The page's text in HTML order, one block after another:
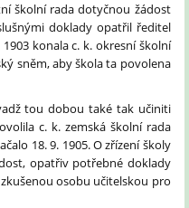
školní rada dotyčnou žádost
doklady opatřil ředitel
konala c. k. okresní školní
sněm, aby škola ta povolena
tou dobou také tak učiniti
c. k. zemská školní rada
18. 9. 1905. O zřízení školy
opatřiv potřebné doklady
osobu učitelskou pro